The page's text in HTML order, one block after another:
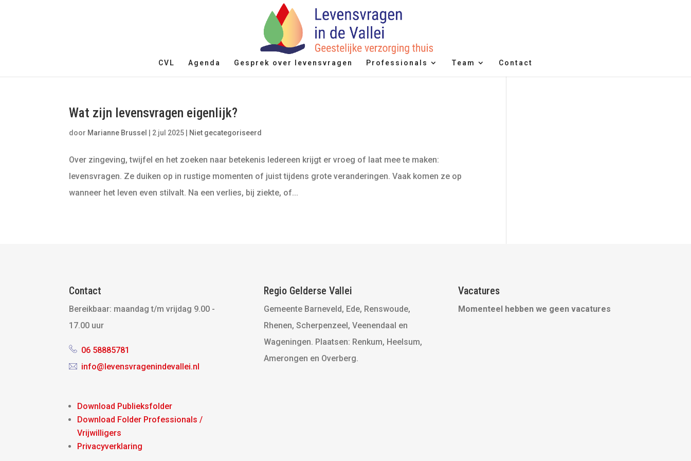
CVL Agenda Gesprek over levensvragen Professionals Team Contact
Wat zijn levensvragen eigenlijk?
door Marianne Brussel 2 jul 2025 Niet gecategoriseerd
Over zingeving, twijfel en het zoeken naar betekenis Iedereen krijgt er vroeg of laat mee te maken:
levensvragen. Ze duiken op in rustige momenten of juist tijdens grote veranderingen. Vaak komen ze op
wanneer het leven even stilvalt. Na een verlies, bij ziekte, of...
Contact
Bereikbaar: maandag t/m vrijdag 9.00 -
17.00 uur
06 58885781
info@levensvragenindevallei.nl
Download Publieksfolder
Download Folder Professionals /
Vrijwilligers
Privacyverklaring
Regio Gelderse Vallei
Gemeente Barneveld, Ede, Renswoude,
Rhenen, Scherpenzeel, Veenendaal en
Wageningen. Plaatsen: Renkum, Heelsum,
Amerongen en Overberg.
Vacatures
Momenteel hebben we geen vacatures